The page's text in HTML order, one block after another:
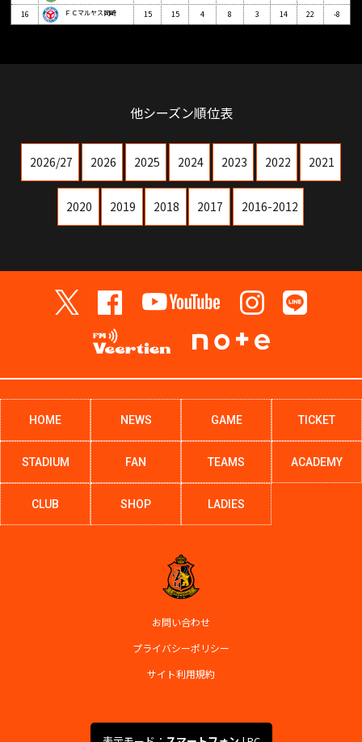
16
ＦＣマルヤス岡崎 15 15 4 8 3 14 22 -8
他シーズン順位表
2026/27 2026 2025 2024 2023 2022 2021
2020 2019 2018 2017 2016-2012
HOME NEWS GAME TICKET
STADIUM FAN TEAMS ACADEMY
CLUB SHOP LADIES
お問い合わせ
プライバシーポリシー
サイト利用規約